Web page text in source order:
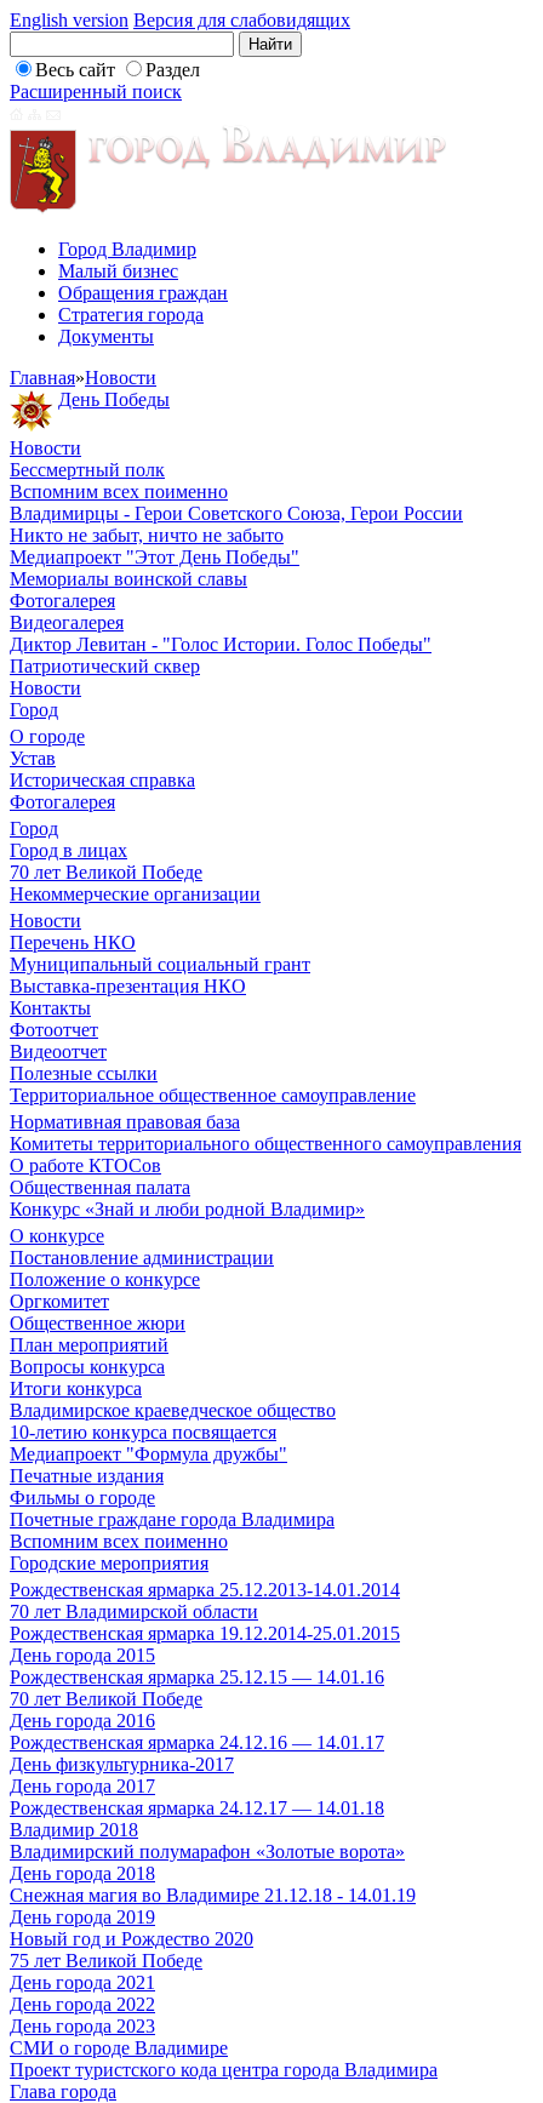
English version Версия для слабовидящих
Весь сайт
Раздел
Расширенный поиск
Город Владимир
Малый бизнес
Обращения граждан
Стратегия города
Документы
Главная»Новости
День Победы
Новости
Бессмертный полк
Вспомним всех поименно
Владимирцы - Герои Советского Союза, Герои России
Никто не забыт, ничто не забыто
Медиапроект "Этот День Победы"
Мемориалы воинской славы
Фотогалерея
Видеогалерея
Диктор Левитан - "Голос Истории. Голос Победы"
Патриотический сквер
Новости
Город
О городе
Устав
Историческая справка
Фотогалерея
Город
Город в лицах
70 лет Великой Победе
Некоммерческие организации
Новости
Перечень НКО
Муниципальный социальный грант
Выставка-презентация НКО
Контакты
Фотоотчет
Видеоотчет
Полезные ссылки
Территориальное общественное самоуправление
Нормативная правовая база
Комитеты территориального общественного самоуправления
О работе КТОСов
Общественная палата
Конкурс «Знай и люби родной Владимир»
О конкурсе
Постановление администрации
Положение о конкурсе
Оргкомитет
Общественное жюри
План мероприятий
Вопросы конкурса
Итоги конкурса
Владимирское краеведческое общество
10-летию конкурса посвящается
Медиапроект "Формула дружбы"
Печатные издания
Фильмы о городе
Почетные граждане города Владимира
Вспомним всех поименно
Городские мероприятия
Рождественская ярмарка 25.12.2013-14.01.2014
70 лет Владимирской области
Рождественская ярмарка 19.12.2014-25.01.2015
День города 2015
Рождественская ярмарка 25.12.15 — 14.01.16
70 лет Великой Победе
День города 2016
Рождественская ярмарка 24.12.16 — 14.01.17
День физкультурника-2017
День города 2017
Рождественская ярмарка 24.12.17 — 14.01.18
Владимир 2018
Владимирский полумарафон «Золотые ворота»
День города 2018
Снежная магия во Владимире 21.12.18 - 14.01.19
День города 2019
Новый год и Рождество 2020
75 лет Великой Победе
День города 2021
День города 2022
День города 2023
СМИ о городе Владимире
Проект туристского кода центра города Владимира
Глава города